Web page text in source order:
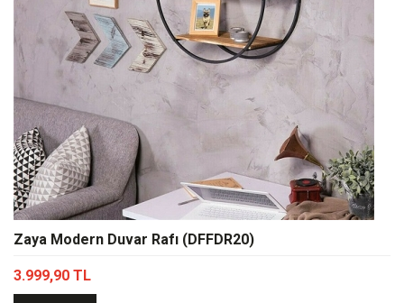
Zaya Modern Duvar Rafı (DFFDR20)
3.999,90 TL